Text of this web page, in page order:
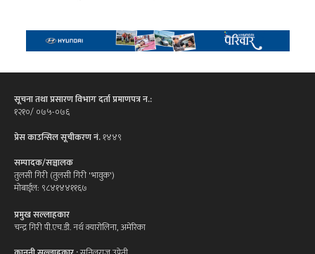
सूचना तथा प्रसारण विभाग दर्ता प्रमाणपत्र न.:
१२१०/ ०७५-०७६
प्रेस काउन्सिल सूचीकरण नं.१४४९
सम्पादक/सञ्चालक
तुलसी गिरी (तुलसी गिरी 'भावुक')
मोबाईल: ९८४१४४११६७
प्रमुख सल्लाहकार
चन्द्र गिरी पी.एच.डी. नर्थ क्यारोलिना, अमेरिका